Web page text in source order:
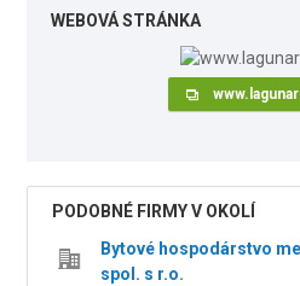
WEBOVÁ STRÁNKA
PODOBNÉ FIRMY V OKOLÍ
Bytové hospodárstvo
spol. s r.o.